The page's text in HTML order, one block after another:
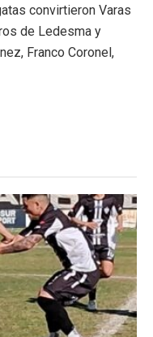
convirtieron Varas
de Ledesma y
Franco Coronel,